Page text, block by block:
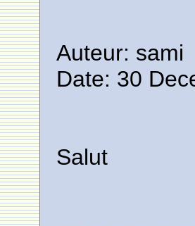
Auteur: sami
Date: 30
Salut